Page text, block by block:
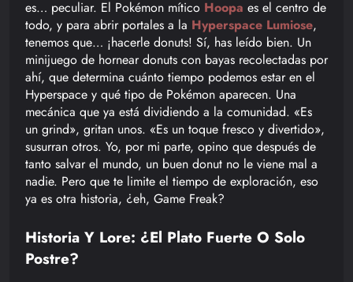
es… peculiar. El Pokémon mítico Hoopa es el centro de
todo, y para abrir portales a la Hyperspace Lumiose,
tenemos que… ¡hacerle donuts! Sí, has leído bien. Un
minijuego de hornear donuts con bayas recolectadas por
ahí, que determina cuánto tiempo podemos estar en el
Hyperspace y qué tipo de Pokémon aparecen. Una
mecánica que ya está dividiendo a la comunidad. «Es
un grind», gritan unos. «Es un toque fresco y divertido»,
susurran otros. Yo, por mi parte, opino que después de
tanto salvar el mundo, un buen donut no le viene mal a
nadie. Pero que te limite el tiempo de exploración, eso
ya es otra historia, ¿eh, Game Freak?
Historia Y Lore: ¿El Plato Fuerte O Solo
Postre?